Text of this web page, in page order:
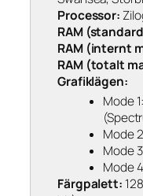
Processor:
RAM
RAM (internt
RAM (totalt
Grafiklägen:
Mode
Mode
Mode
Mode
Färgpalett: